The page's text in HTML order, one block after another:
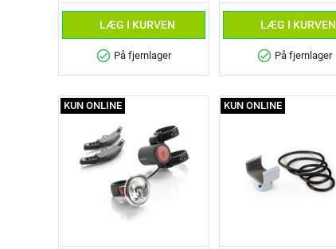
LÆG I KURVEN
check_circle På fjernlager
LÆG I KURVEN
check_circle På fjernlager
KUN ONLINE KUN ONLINE